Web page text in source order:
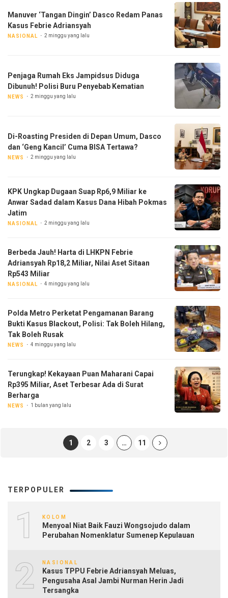
Manuver ‘Tangan Dingin’ Dasco Redam Panas
Kasus Febrie Adriansyah
NASIONAL 2 minggu yang lalu
Penjaga Rumah Eks Jampidsus Diduga
Dibunuh! Polisi Buru Penyebab Kematian
NEWS 2 minggu yang lalu
Di-Roasting Presiden di Depan Umum, Dasco
dan ‘Geng Kancil’ Cuma BISA Tertawa?
NEWS 2 minggu yang lalu
KPK Ungkap Dugaan Suap Rp6,9 Miliar ke
Anwar Sadad dalam Kasus Dana Hibah Pokmas
Jatim
NASIONAL 2 minggu yang lalu
Berbeda Jauh! Harta di LHKPN Febrie
Adriansyah Rp18,2 Miliar, Nilai Aset Sitaan
Rp543 Miliar
NASIONAL 4 minggu yang lalu
Polda Metro Perketat Pengamanan Barang
Bukti Kasus Blackout, Polisi: Tak Boleh Hilang,
Tak Boleh Rusak
NEWS 4 minggu yang lalu
Terungkap! Kekayaan Puan Maharani Capai
Rp395 Miliar, Aset Terbesar Ada di Surat
Berharga
NEWS 1 bulan yang lalu
1 2 3 … 11
TERPOPULER
1 KOLOM
Menyoal Niat Baik Fauzi Wongsojudo dalam
Perubahan Nomenklatur Sumenep Kepulauan
2 NASIONAL
Kasus TPPU Febrie Adriansyah Meluas,
Pengusaha Asal Jambi Nurman Herin Jadi
Tersangka